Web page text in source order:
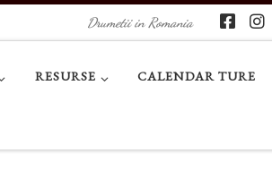
Drumetii in Romania
RESURSE CALENDAR TURE